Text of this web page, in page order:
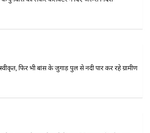
फिर भी बांस के जुगाड़ पुल से नदी पार कर रहे ग्रामीण